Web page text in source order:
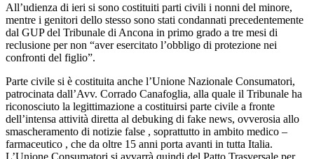
All’udienza di ieri si sono costituiti parti civili i nonni del minore,
mentre i genitori dello stesso sono stati condannati precedentemente
dal GUP del Tribunale di Ancona in primo grado a tre mesi di
reclusione per non “aver esercitato l’obbligo di protezione nei
confronti del figlio”.
Parte civile si è costituita anche l’Unione Nazionale Consumatori,
patrocinata dall’Avv. Corrado Canafoglia, alla quale il Tribunale ha
riconosciuto la legittimazione a costituirsi parte civile a fronte
dell’intensa attività diretta al debuking di fake news, ovverosia allo
smascheramento di notizie false , soprattutto in ambito medico –
farmaceutico , che da oltre 15 anni porta avanti in tutta Italia.
L’Unione Consumatori si avvarrà quindi del Patto Trasversale per